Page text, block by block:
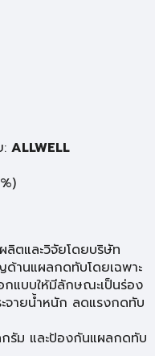
ALLWELL
ลิตและวิจัยโดยบริษัท
านแผลกดทับโดยเฉพาะ
แบบให้มีลักษณะเป็นร่อง
ายน้ำหนัก ลดแรงกดทับ
รัม และป้องกันแผลกดทับ